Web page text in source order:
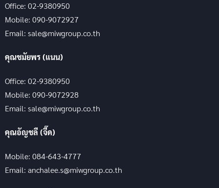
Office: 02-9380950
Mobile: 090-9072927
Email: sale@miwgroup.co.th
คุณชมัยพร (แนน)
Office: 02-9380950
Mobile: 090-9072928
Email: sale@miwgroup.co.th
คุณอัญชลี (จี๊ด)
Mobile: 084-643-4777
Email: anchalee.s@miwgroup.co.th